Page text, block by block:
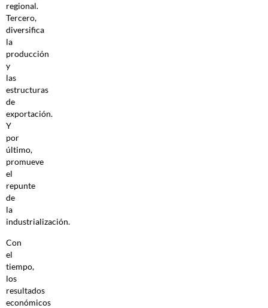
regional.
Tercero,
diversifica
la
producción
y
las
estructuras
de
exportación.
Y
por
último,
promueve
el
repunte
de
la
industrialización.
Con
el
tiempo,
los
resultados
económicos